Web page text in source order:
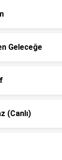
Geleceğe
(Canlı)